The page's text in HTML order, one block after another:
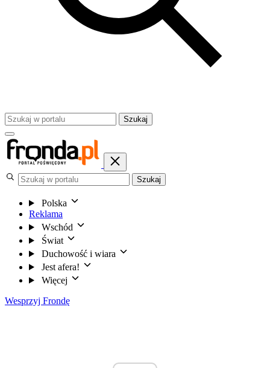
Szukaj
Szukaj
Polska
Reklama
Wschód
Świat
Duchowość i wiara
Jest afera!
Więcej
Wesprzyj Frondę